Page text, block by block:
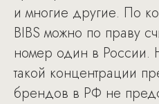
и многие другие. По
BIBS можно по праву
номер один в России.
такой концентрации
брендов в РФ не